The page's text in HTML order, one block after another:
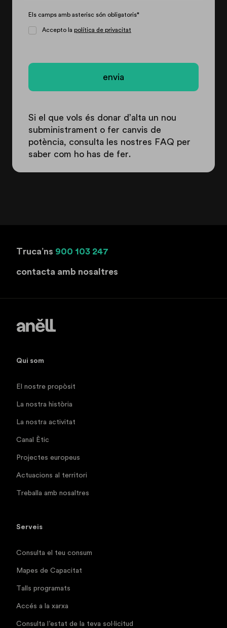
Els camps amb asterisc són obligatoris*
Accepto la política de privacitat
Si el que vols és donar d’alta un nou
subministrament o fer canvis de
potència, consulta les nostres FAQ per
saber com ho has de fer.
Truca’ns 900 103 247
contacta amb nosaltres
Qui som
El nostre propòsit
La nostra història
La nostra activitat
Canal Ètic
Projectes europeus
Actuacions al territori
Treballa amb nosaltres
Serveis
Consulta el teu consum
Mapes de Capacitat
Talls programats
Accés a la xarxa
Consulta l’estat de la teva sol·licitud